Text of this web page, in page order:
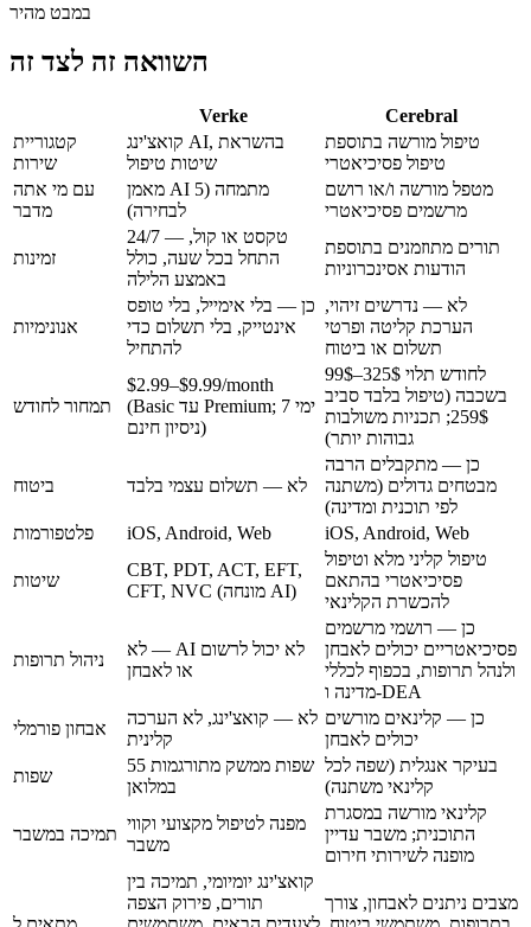
במבט מהיר
השוואה זה לצד זה
Verke
Cerebral
קטגוריית
שירות
קואצ'ינג AI, בהשראת
שיטות טיפול
טיפול מורשה בתוספת
טיפול פסיכיאטרי
עם מי אתה
מדבר
מאמן AI מתמחה (5
לבחירה)
מטפל מורשה ו/או רושם
מרשמים פסיכיאטרי
זמינות
24/7 — טקסט או קול,
התחל בכל שעה, כולל
באמצע הלילה
תורים מתוזמנים בתוספת
הודעות אסינכרוניות
אנונימיות
כן — בלי אימייל, בלי טופס
אינטייק, בלי תשלום כדי
להתחיל
לא — נדרשים זיהוי,
הערכת קליטה ופרטי
תשלום או ביטוח
תמחור לחודש
$2.99–$9.99/month
(Basic עד Premium; 7 ימי
ניסיון חינם)
99$–325$ לחודש תלוי
בשכבה (טיפול בלבד סביב
259$; תכניות משולבות
גבוהות יותר)
ביטוח לא — תשלום עצמי בלבד
כן — מתקבלים הרבה
מבטחים גדולים (משתנה
לפי תוכנית ומדינה)
פלטפורמות
iOS, Android, Web iOS, Android, Web
שיטות
CBT, PDT, ACT, EFT,
CFT, NVC (מונחה AI)
טיפול קליני מלא וטיפול
פסיכיאטרי בהתאם
להכשרת הקלינאי
ניהול תרופות
לא — AI לא יכול לרשום
או לאבחן
כן — רושמי מרשמים
פסיכיאטריים יכולים לאבחן
ולנהל תרופות, בכפוף לכללי
מדינה ו-DEA
אבחון פורמלי
לא — קואצ'ינג, לא הערכה
קלינית
כן — קלינאים מורשים
יכולים לאבחן
שפות
55 שפות ממשק מתורגמות
במלואן
בעיקר אנגלית (שפה לכל
קלינאי משתנה)
תמיכה במשבר
מפנה לטיפול מקצועי וקווי
משבר
קלינאי מורשה במסגרת
התוכנית; משבר עדיין
מופנה לשירותי חירום
קואצ'ינג יומיומי, תמיכה בין
תורים, פירוק הצפה
מצבים ניתנים לאבחון, צורך